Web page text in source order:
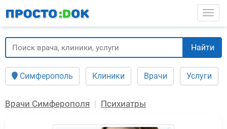
содержанию
Найти
Симферополь Клиники Врачи Услуги
Врачи Симферополя Психиатры